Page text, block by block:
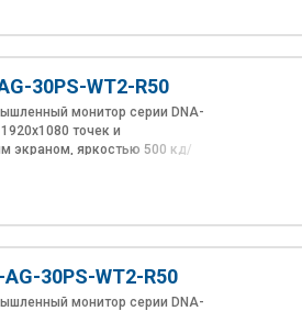
30PS-WT2-R50
монитор серии DNA-
точек и
экраном, яркостью 500 кд/
панель из алюминия
эксплуатации: -20 ~
30PS-WT2-R50
монитор серии DNA-